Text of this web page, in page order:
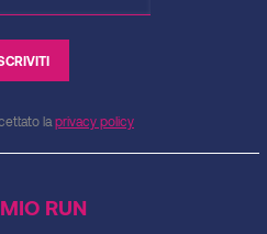
la privacy policy
RUN